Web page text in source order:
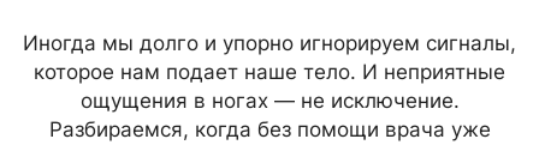
Иногда мы долго и упорно игнорируем сигналы,
которое нам подает наше тело. И неприятные
ощущения в ногах — не исключение.
Разбираемся, когда без помощи врача уже